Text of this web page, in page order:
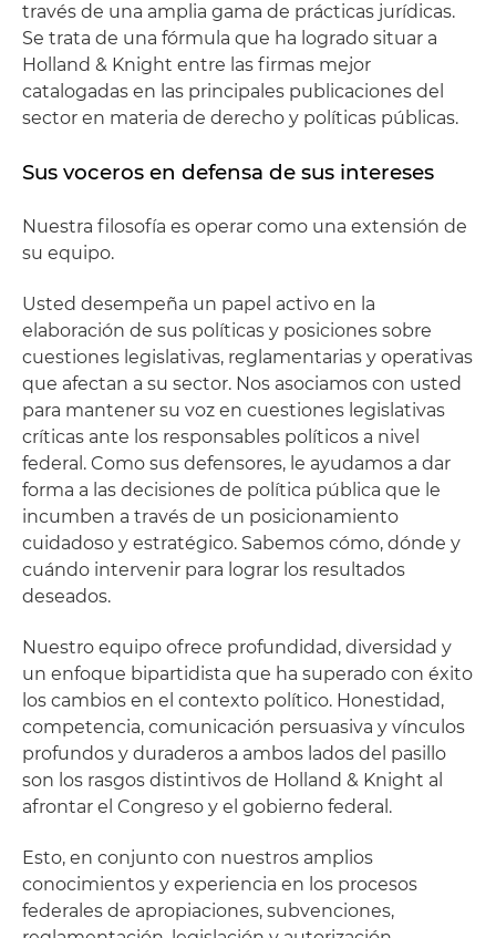
través de una amplia gama de prácticas jurídicas.
Se trata de una fórmula que ha logrado situar a
Holland & Knight entre las firmas mejor
catalogadas en las principales publicaciones del
sector en materia de derecho y políticas públicas.
Sus voceros en defensa de sus intereses
Nuestra filosofía es operar como una extensión de
su equipo.
Usted desempeña un papel activo en la
elaboración de sus políticas y posiciones sobre
cuestiones legislativas, reglamentarias y operativas
que afectan a su sector. Nos asociamos con usted
para mantener su voz en cuestiones legislativas
críticas ante los responsables políticos a nivel
federal. Como sus defensores, le ayudamos a dar
forma a las decisiones de política pública que le
incumben a través de un posicionamiento
cuidadoso y estratégico. Sabemos cómo, dónde y
cuándo intervenir para lograr los resultados
deseados.
Nuestro equipo ofrece profundidad, diversidad y
un enfoque bipartidista que ha superado con éxito
los cambios en el contexto político. Honestidad,
competencia, comunicación persuasiva y vínculos
profundos y duraderos a ambos lados del pasillo
son los rasgos distintivos de Holland & Knight al
afrontar el Congreso y el gobierno federal.
Esto, en conjunto con nuestros amplios
conocimientos y experiencia en los procesos
federales de apropiaciones, subvenciones,